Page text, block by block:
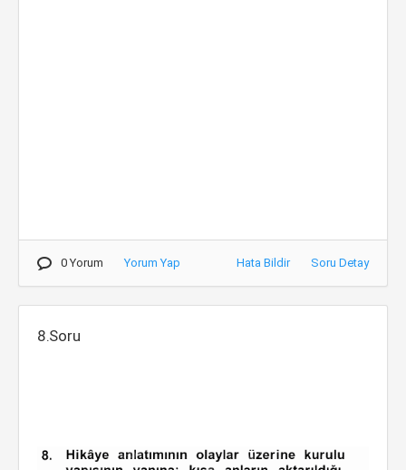
0 Yorum Yorum Yap Hata Bildir Soru Detay
8.Soru